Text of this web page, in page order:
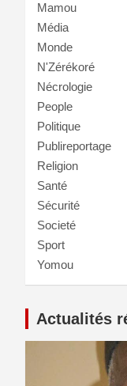
Mamou
Média
Monde
N'Zérékoré
Nécrologie
People
Politique
Publireportage
Religion
Santé
Sécurité
Societé
Sport
Yomou
Actualités